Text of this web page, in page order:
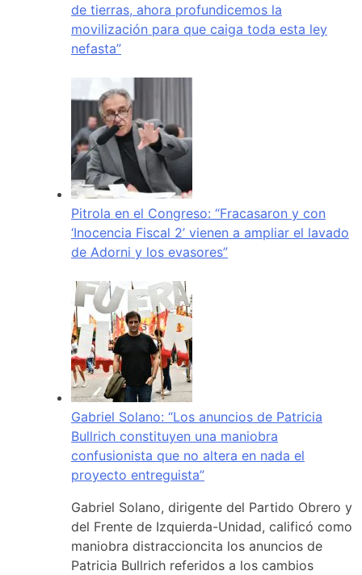
de tierras, ahora profundicemos la
movilización para que caiga toda esta ley
nefasta”
Pitrola en el Congreso: “Fracasaron y con
‘Inocencia Fiscal 2’ vienen a ampliar el lavado
de Adorni y los evasores”
Gabriel Solano: “Los anuncios de Patricia
Bullrich constituyen una maniobra
confusionista que no altera en nada el
proyecto entreguista”
Gabriel Solano, dirigente del Partido Obrero y
del Frente de Izquierda-Unidad, calificó como
maniobra distraccioncita los anuncios de
Patricia Bullrich referidos a los cambios